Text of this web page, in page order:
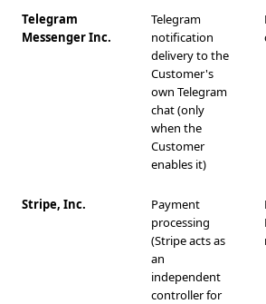
Telegram
Messenger Inc.
Telegram
notification
delivery to the
Customer's
own Telegram
chat (only
when the
Customer
enables it)
Stripe, Inc.
Payment
processing
(Stripe acts as
an
independent
controller for